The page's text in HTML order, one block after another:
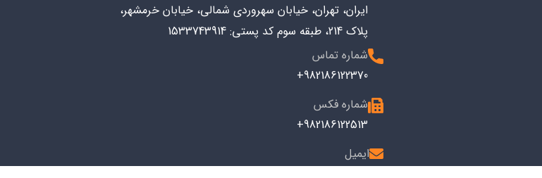
ایران، تهران، خیابان سهروردی شمالی، خیابان خرمشهر،
پلاک 214، طبقه سوم کد پستی: 1533743914
شماره تماس
982186122370+
شماره فکس
982186122513+
ایمیل